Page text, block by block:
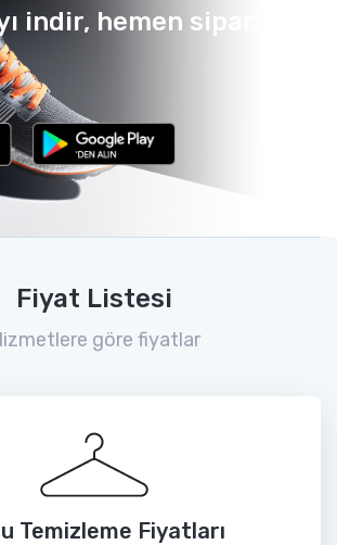
indir, hemen sipariş
Fiyat Listesi
göre fiyatlar
Temizleme Fiyatları